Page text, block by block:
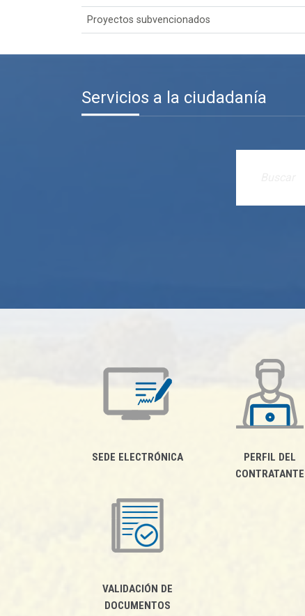
Proyectos subvencionados
Servicios a la ciudadanía
SEDE ELECTRÓNICA
PERFIL DEL
CONTRATANTE
VALIDACIÓN DE
DOCUMENTOS